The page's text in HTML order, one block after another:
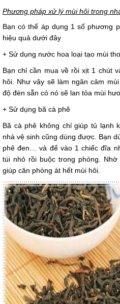
Phương pháp xử lý mùi hôi trong
Bạn có thể áp dụng 1 số phương
hiệu quả dưới đây
+ Sử dụng nước hoa loại tạo mùi
Bạn chỉ cần mua về rồi xịt 1 chút
hôi. Như vậy sẽ làm ngăn cảm
độ đèn sẵn có nó sẽ lan tỏa mùi
+ Sử dụng bã cà phê
Bã cà phê không chỉ giúp tủ lạnh
nhà vệ sinh cũng dùng được. Bạn
phê đen… và để vào 1 chiếc đĩa
túi nhỏ rồi buộc trong phòng.
giúp căn phòng át hết mùi hôi.